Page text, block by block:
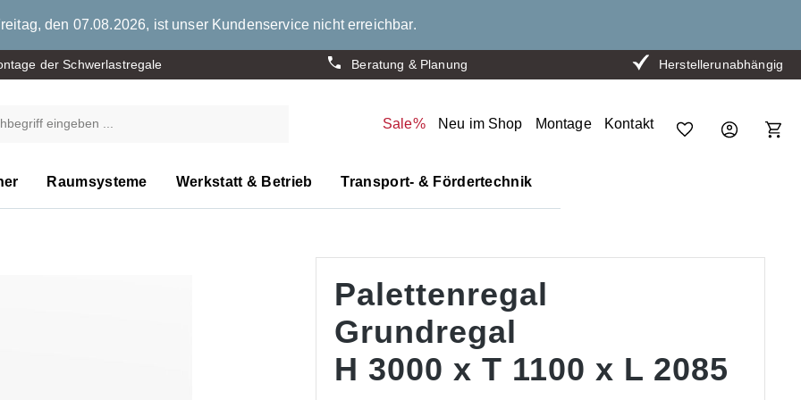
den 07.08.2026, ist unser Kundenservice nicht erreichbar.
der Schwerlastregale Beratung & Planung Herstellerunabhängig
Sale% Neu im Shop Montage Kontakt
Raumsysteme Werkstatt & Betrieb Transport- & Fördertechnik
Palettenregal
Grundregal
H 3000 x T 1100 x L 2085